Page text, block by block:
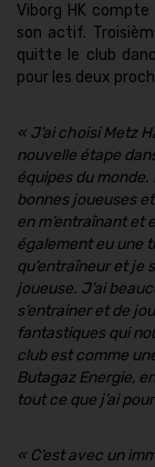
Viborg HK
son actif.
quitte le club
pour les deux
« J’ai choisi Metz
nouvelle étape
équipes du monde.
bonnes joueuses
en m’entraînant et
également eu une
qu’entraîneur et je
joueuse. J’ai
s’entrainer et de
fantastiques qui
club est comme
Butagaz Energie,
tout ce que j’ai
« C’est avec un